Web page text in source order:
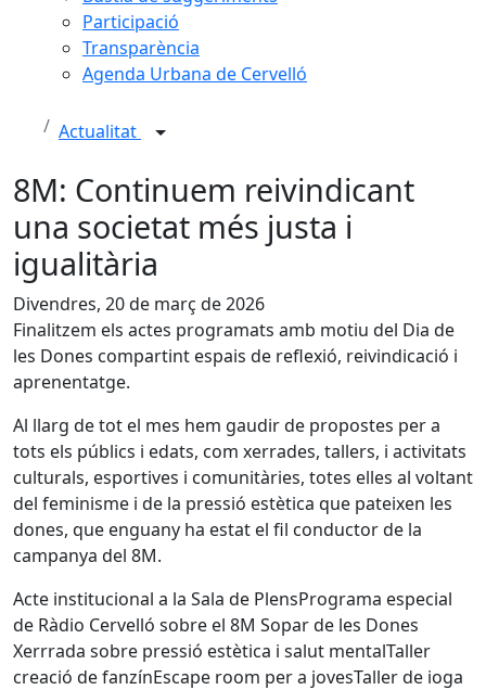
Participació
Transparència
Agenda Urbana de Cervelló
Actualitat
8M: Continuem reivindicant
una societat més justa i
igualitària
Divendres, 20 de març de 2026
Finalitzem els actes programats amb motiu del Dia de
les Dones compartint espais de reflexió, reivindicació i
aprenentatge.
Al llarg de tot el mes hem gaudir de propostes per a
tots els públics i edats, com xerrades, tallers, i activitats
culturals, esportives i comunitàries, totes elles al voltant
del feminisme i de la pressió estètica que pateixen les
dones, que enguany ha estat el fil conductor de la
campanya del 8M.
Acte institucional a la Sala de PlensPrograma especial
de Ràdio Cervelló sobre el 8M Sopar de les Dones
Xerrrada sobre pressió estètica i salut mentalTaller
creació de fanzínEscape room per a jovesTaller de ioga